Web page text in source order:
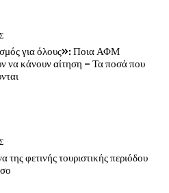
για όλους»: Ποια ΑΦΜ
να κάνουν αίτηση – Τα ποσά που
της φετινής τουριστικής περιόδου